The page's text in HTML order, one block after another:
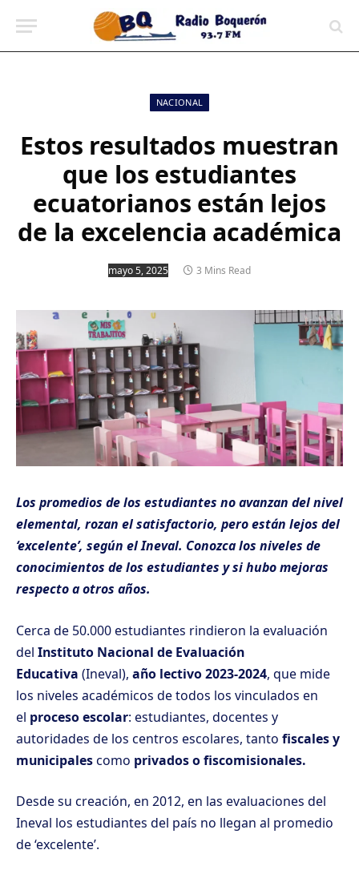
NACIONAL
Estos resultados muestran
que los estudiantes
ecuatorianos están lejos
de la excelencia académica
mayo 5, 2025 3 Mins Read
Los promedios de los estudiantes no avanzan del nivel
elemental, rozan el satisfactorio, pero están lejos del
‘excelente’, según el Ineval. Conozca los niveles de
conocimientos de los estudiantes y si hubo mejoras
respecto a otros años.
Cerca de 50.000 estudiantes rindieron la evaluación
del Instituto Nacional de Evaluación
Educativa (Ineval), año lectivo 2023-2024, que mide
los niveles académicos de todos los vinculados en
el proceso escolar: estudiantes, docentes y
autoridades de los centros escolares, tanto fiscales y
municipalescomo privados o fiscomisionales.
Desde su creación, en 2012, en las evaluaciones del
Ineval los estudiantes del país no llegan al promedio
de ‘excelente’.